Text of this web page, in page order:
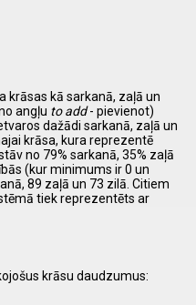
krāsas kā sarkanā, zaļā un
angļu to add- pievienot)
dažādi sarkanā, zaļā un
krāsa, kura reprezentē
no 79% sarkanā, 35% zaļā
(kur minimums ir 0 un
89 zaļā un 73 zilā. Citiem
tiek reprezentēts ar
krāsu daudzumus: